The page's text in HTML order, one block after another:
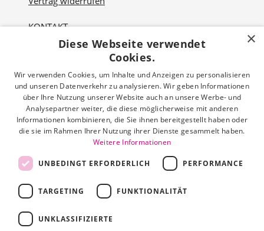
KONTAKT
Nordviver 2
Öffnungszeiten:
Mo - Fr: 10:00 - 18:00 Uhr
Sa: 10:00 - 16:00 Uhr
Tel: 04161 512 251
Zahlungsarten
×
Diese Webseite verwendet
Cookies.
Wir verwenden Cookies, um Inhalte und Anzeigen zu personalisieren
und unseren Datenverkehr zu analysieren. Wir geben Informationen
über Ihre Nutzung unserer Website auch an unsere Werbe- und
Analysepartner weiter, die diese möglicherweise mit anderen
Informationen kombinieren, die Sie ihnen bereitgestellt haben oder
die sie im Rahmen Ihrer Nutzung ihrer Dienste gesammelt haben.
Weitere Informationen
UNBEDINGT ERFORDERLICH PERFORMANCE
TARGETING FUNKTIONALITÄT
UNKLASSIFIZIERTE